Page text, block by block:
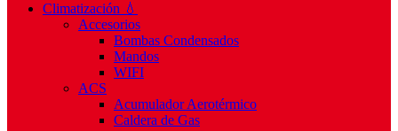
Climatización 💧
Accesorios
Bombas Condensados
Mandos
WIFI
ACS
Acumulador Aerotérmico
Caldera de Gas